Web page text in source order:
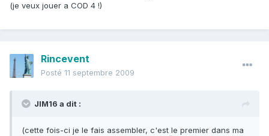
(je veux jouer a COD 4 !)
Rincevent
Posté 11 septembre 2009
JIM16 a dit :
(cette fois-ci je le fais assembler, c'est le premier dans ma